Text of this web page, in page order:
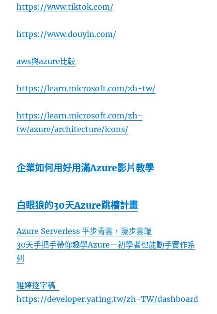
https://www.tiktok.com/
https://www.douyin.com/
aws與azure比較
https://learn.microsoft.com/zh-tw/
https://learn.microsoft.com/zh-
tw/azure/architecture/icons/
企業如何用好用滿Azure影片教學
白眼狼的30天Azure跳槽計畫
Azure Serverless 平步青雲，漫步雲端
30天手把手帶你趣學Azure－初學者也能動手實作系
列
雅婷逐字稿
https://developer.yating.tw/zh-TW/dashboard